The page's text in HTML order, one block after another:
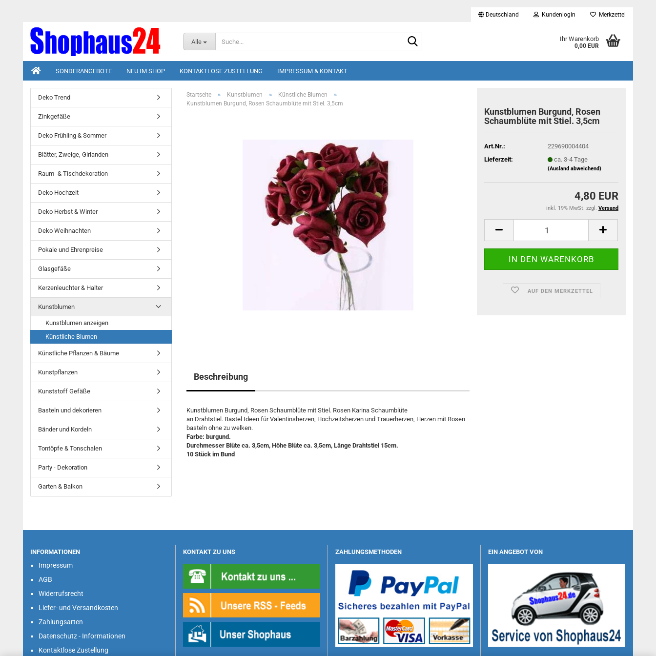
Deutschland Kundenlogin Merkzettel
Alle Ihr Warenkorb
0,00 EUR
SONDERANGEBOTE NEU IM SHOP KONTAKTLOSE ZUSTELLUNG IMPRESSUM & KONTAKT
Startseite » Kunstblumen » Künstliche Blumen »
Kunstblumen Burgund, Rosen Schaumblüte mit Stiel. 3,5cm
Kunstblumen Burgund, Rosen
Schaumblüte mit Stiel. 3,5cm
Art.Nr.:
229690004404
Lieferzeit:
ca. 3-4 Tage
(Ausland abweichend)
4,80 EUR
inkl. 19% MwSt. zzgl. Versand
AUF DEN MERKZETTEL
Beschreibung
Kunstblumen Burgund, Rosen Schaumblüte mit Stiel. Rosen Karina Schaumblüte
an Drahtstiel. Bastel Ideen für Valentinsherzen, Hochzeitsherzen und Trauerherzen, Herzen mit Rosen
basteln ohne zu welken.
Farbe: burgund.
Durchmesser Blüte ca. 3,5cm, Höhe Blüte ca. 3,5cm, Länge Drahtstiel 15cm.
10 Stück im Bund
Deko Trend
Zinkgefäße
Deko Frühling & Sommer
Blätter, Zweige, Girlanden
Raum- & Tischdekoration
Deko Hochzeit
Deko Herbst & Winter
Deko Weihnachten
Pokale und Ehrenpreise
Glasgefäße
Kerzenleuchter & Halter
Kunstblumen
Kunstblumen anzeigen
Künstliche Blumen
Künstliche Pflanzen & Bäume
Kunstpflanzen
Kunststoff Gefäße
Basteln und dekorieren
Bänder und Kordeln
Tontöpfe & Tonschalen
Party - Dekoration
Garten & Balkon
INFORMATIONEN
Impressum
AGB
Widerrufsrecht
Liefer- und Versandkosten
Zahlungsarten
Datenschutz - Informationen
Kontaktlose Zustellung
KONTAKT ZU UNS ZAHLUNGSMETHODEN EIN ANGEBOT VON